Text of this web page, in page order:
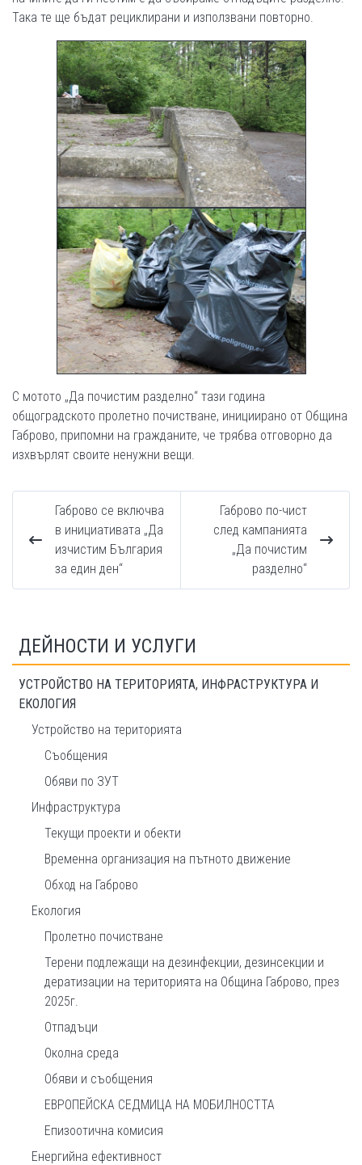
Така те ще бъдат рециклирани и използвани повторно.
С мотото „Да почистим разделно“ тази година
общоградското пролетно почистване, инициирано от Община
Габрово, припомни на гражданите, че трябва отговорно да
изхвърлят своите ненужни вещи.
Габрово се включва
в инициативата „Да
изчистим България
за един ден“
Габрово по-чист
след кампанията
„Да почистим
разделно“
ДЕЙНОСТИ И УСЛУГИ
УСТРОЙСТВО НА ТЕРИТОРИЯТА, ИНФРАСТРУКТУРА И
ЕКОЛОГИЯ
Устройство на територията
Съобщения
Обяви по ЗУТ
Инфраструктура
Текущи проекти и обекти
Временна организация на пътното движение
Обход на Габрово
Екология
Пролетно почистване
Терени подлежащи на дезинфекции, дезинсекции и
дератизации на територията на Община Габрово, през
2025г.
Отпадъци
Околна среда
Обяви и съобщения
ЕВРОПЕЙСКА СЕДМИЦА НА МОБИЛНОСТТА
Епизоотична комисия
Енергийна ефективност